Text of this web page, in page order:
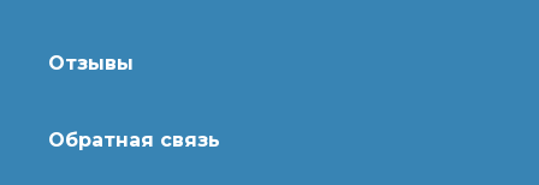
Отзывы
Обратная связь